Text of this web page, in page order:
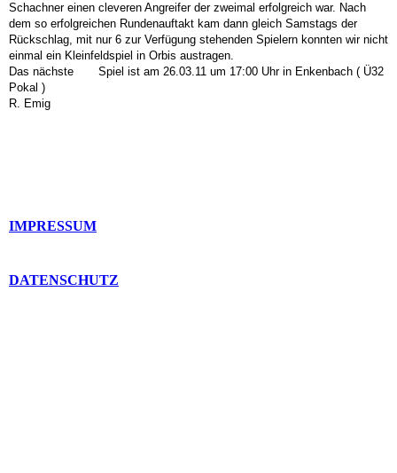
Schachner einen cleveren Angreifer der zweimal erfolgreich war. Nach
dem so erfolgreichen Rundenauftakt kam dann gleich Samstags der
Rückschlag, mit nur 6 zur Verfügung stehenden Spielern konnten wir nicht
einmal ein Kleinfeldspiel in Orbis austragen.
Das nächste Spiel ist am 26.03.11 um 17:00 Uhr in Enkenbach ( Ü32
Pokal )
R. Emig
IMPRESSUM
DATENSCHUTZ